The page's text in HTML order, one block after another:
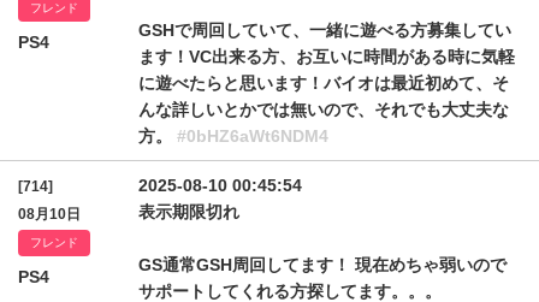
フレンド
PS4
GSHで周回していて、一緒に遊べる方募集してい
ます！VC出来る方、お互いに時間がある時に気軽
に遊べたらと思います！バイオは最近初めて、そ
んな詳しいとかでは無いので、それでも大丈夫な
方。 #0bHZ6aWt6NDM4
[714]
08月10日
フレンド
PS4
2025-08-10 00:45:54
表示期限切れ
GS通常GSH周回してます！ 現在めちゃ弱いので
サポートしてくれる方探してます。。。